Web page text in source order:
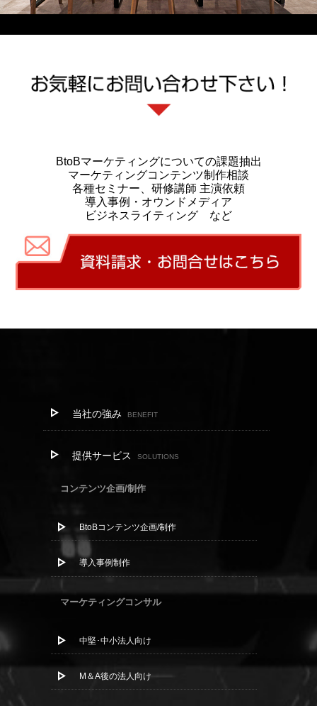
BtoBマーケティングについての課題抽出
マーケティングコンテンツ制作相談
各種セミナー、研修講師 主演依頼
導入事例・オウンドメディア
ビジネスライティング など
当社の強み BENEFIT
提供サービス SOLUTIONS
コンテンツ企画/制作
BtoBコンテンツ企画/制作
導入事例制作
マーケティングコンサル
中堅･中小法人向け
M＆A後の法人向け